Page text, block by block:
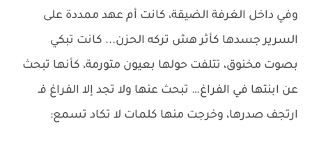
وفي داخل الغرفة الضيقة، كانت أم عهد ممددة على
السرير جسدها كأثر هش تركه الحزن... كانت تبكي
بصوت مخنوق، تتلفت حولها بعيون متورمة، كأنها تبحث
عن ابنتها في الفراغ… تبحث عنها ولا تجد إلا الفراغ فـ
ارتجف صدرها، وخرجت منها كلمات لا تكاد تسمع: